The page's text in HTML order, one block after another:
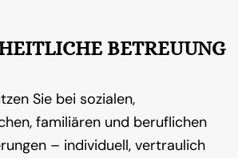
BETREUUNG
Sie bei sozialen,
familiären und beruflichen
– individuell, vertraulich